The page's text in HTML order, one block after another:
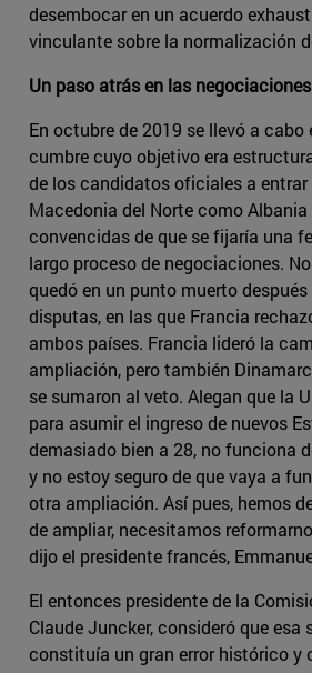
desembocar en un acuerdo
vinculante sobre la normalización
Un paso atrás en las negociaciones
En octubre de 2019 se llevó a cabo
cumbre cuyo objetivo era
de los candidatos oficiales a entrar
Macedonia del Norte como
convencidas de que se fijaría una
largo proceso de negociaciones.
quedó en un punto muerto
disputas, en las que Francia
ambos países. Francia lideró la
ampliación, pero también
se sumaron al veto. Alegan que la
para asumir el ingreso de nuevos
demasiado bien a 28, no funciona
y no estoy seguro de que vaya a
otra ampliación. Así pues, hemos
de ampliar, necesitamos
dijo el presidente francés,
El entonces presidente de la
Claude Juncker, consideró que esa
constituía un gran error histórico y